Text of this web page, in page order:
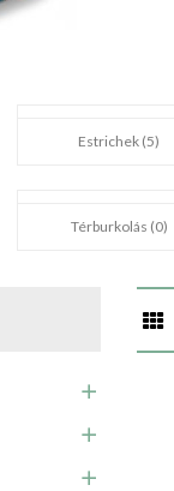
Estrichek (5)
Térburkolás (0)